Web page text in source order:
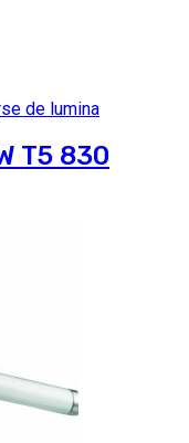
de lumina
T5 830